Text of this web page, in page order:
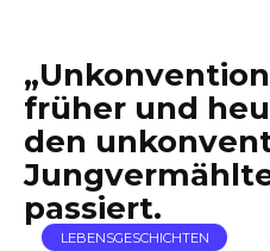
früher und
den
passiert.
LEBENSGESCHICHTEN